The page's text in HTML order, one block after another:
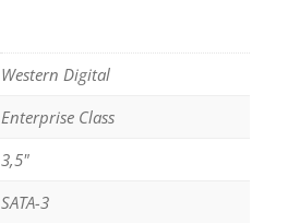
Western Digital
Enterprise Class
3,5"
SATA-3